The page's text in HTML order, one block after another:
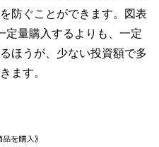
防ぐことができます。図表
定量購入するよりも、一定
ほうが、少ない投資額で多
ます。